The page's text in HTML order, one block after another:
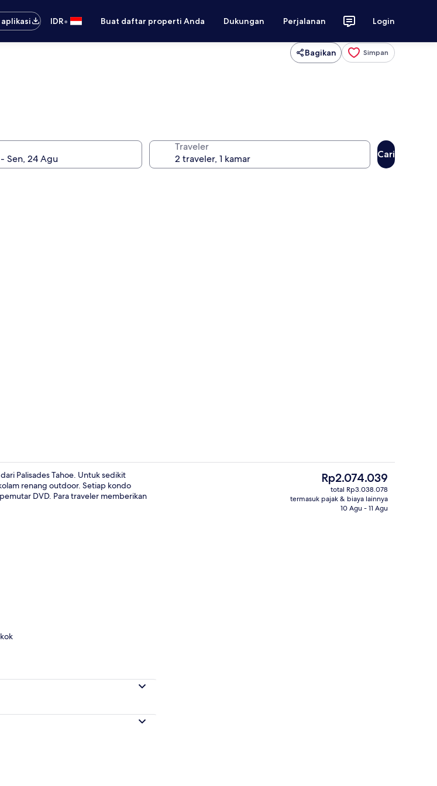
IDR• Buat daftar properti Anda Dukungan Perjalanan Login
Bagikan Simpan
Traveler
Cari
Kondominium, 1 kamar tidur, dapur
Palisades Tahoe. Untuk sedikit
renang outdoor. Setiap kondo
DVD. Para traveler memberikan
Harga
saat
ini
Rp2.074.039
Rp2.074.039
total Rp3.038.078
termasuk pajak & biaya lainnya
10 Agu - 11 Agu